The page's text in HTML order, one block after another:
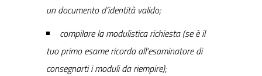
un documento d’identità valido;
compilare la modulistica richiesta (se è il
tuo primo esame ricorda all’esaminatore di
consegnarti i moduli da riempire);